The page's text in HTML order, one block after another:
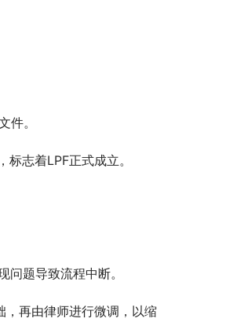
件。
标志着LPF正式成立。
题导致流程中断。
，再由律师进行微调，以缩